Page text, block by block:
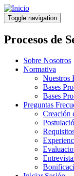
Pasar
al
contenido
principal
Toggle navigation
Procesos de
Sobre Nosotros
Normativa
Nuestros
Bases
Bases
Preguntas
Creación